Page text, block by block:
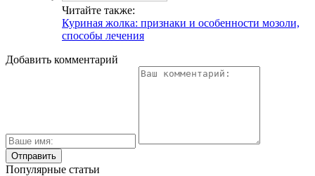
Читайте также:
Куриная жолка: признаки и особенности мозоли,
способы лечения
Добавить комментарий
Популярные статьи